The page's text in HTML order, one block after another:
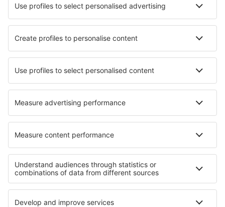
Cazare în Mekambo Cazare în Leconi
Cazare în Okondja Cazare în Owendo
Cele mai bune locuri de cazare - orașe
Cazare în Dharamshala Cazare în Morag
Cazare în Kabale Cazare în Poggio-Mezzana
Cazare în Holford Cazare în Galliate Cazare în Págoi
Cele mai bune locuri de cazare - regiuni
Cazare la Parcul Național Yellowstone Cazare in Greek Islands
Cazare in Parcul Național Narwiański